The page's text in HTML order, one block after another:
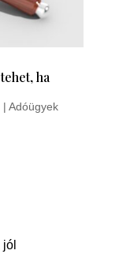
ha
| Adóügyek